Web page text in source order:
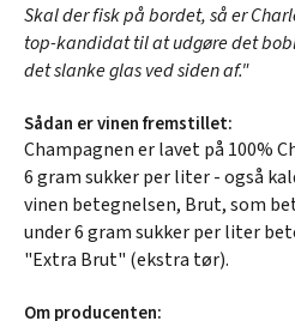
Skal der fisk på bordet, så er
top-kandidat til at udgøre det
det slanke glas ved siden af."
Sådan er vinen fremstillet:
Champagnen er lavet på 100%
6 gram sukker per liter - også
vinen betegnelsen, Brut, som
under 6 gram sukker per liter
"Extra Brut" (ekstra tør).
Om producenten: